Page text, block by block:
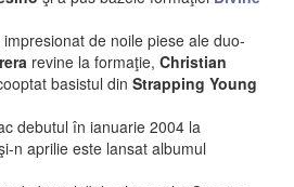
impresionat de noile piese ale duo-
revine la formaţie, Christian
basistul din Strapping Young
debutul în ianuarie 2004 la
n aprilie este lansat albumul